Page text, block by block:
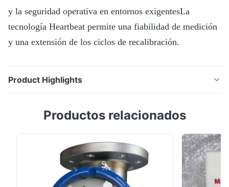
y la seguridad operativa en entornos exigentesLa
tecnología Heartbeat permite una fiabilidad de medición
y una extensión de los ciclos de recalibración.
Product Highlights
de alta precisión. Inmune a ambientes fluctuantes y
aplicaciones.Con su innovador transmisor remoto
Promass F 500 maximiza la flexibilidad de la
instalación y la seguridad operativa en entornos ...
Productos relacionados